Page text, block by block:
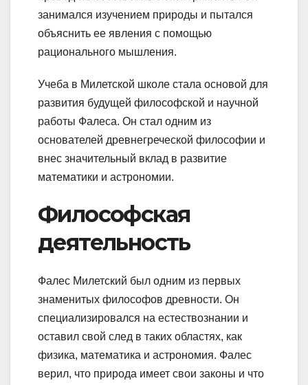
занимался изучением природы и пытался
объяснить ее явления с помощью
рационального мышления.
Учеба в Милетской школе стала основой для
развития будущей философской и научной
работы Фалеса. Он стал одним из
основателей древнегреческой философии и
внес значительный вклад в развитие
математики и астрономии.
Философская
деятельность
Фалес Милетский был одним из первых
знаменитых философов древности. Он
специализировался на естествознании и
оставил свой след в таких областях, как
физика, математика и астрономия. Фалес
верил, что природа имеет свои законы и что